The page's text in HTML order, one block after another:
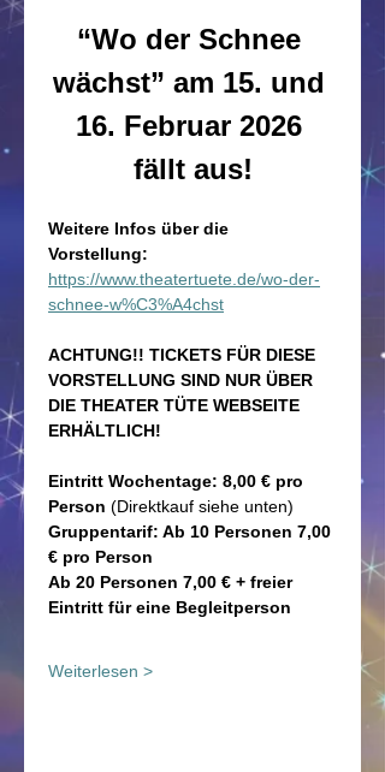
“Wo der Schnee
wächst” am 15. und
16. Februar 2026
fällt aus!
Weitere Infos über die
Vorstellung:
https://www.theatertuete.de/wo-der-
schnee-w%C3%A4chst
ACHTUNG!! TICKETS FÜR DIESE
VORSTELLUNG SIND NUR ÜBER
DIE THEATER TÜTE WEBSEITE
ERHÄLTLICH!
Eintritt Wochentage: 8,00 € pro
Person (Direktkauf siehe unten)
Gruppentarif: Ab 10 Personen 7,00
€ pro Person
Ab 20 Personen 7,00 € + freier
Eintritt für eine Begleitperson
Weiterlesen >